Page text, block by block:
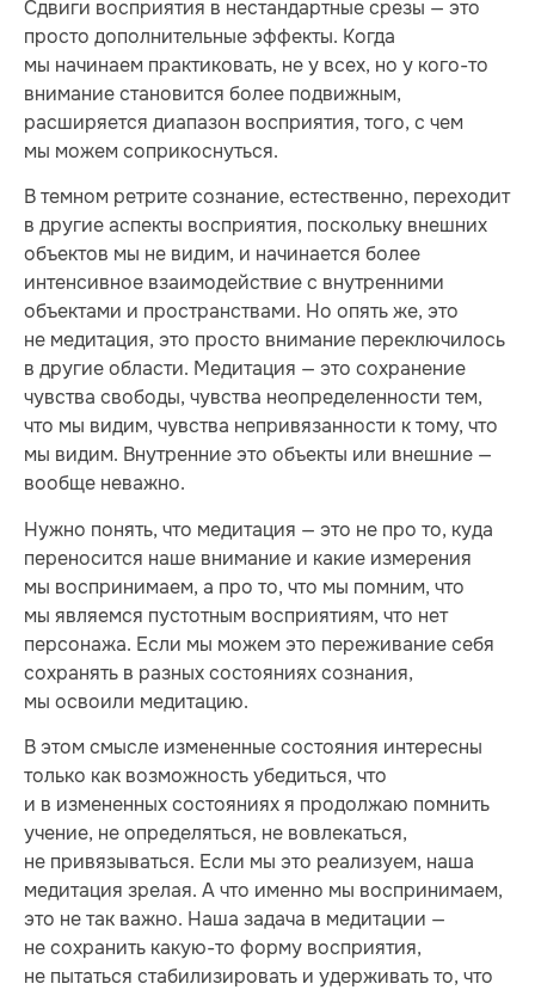
Сдвиги восприятия в нестандартные срезы — это
просто дополнительные эффекты. Когда
мы начинаем практиковать, не у всех, но у кого-то
внимание становится более подвижным,
расширяется диапазон восприятия, того, с чем
мы можем соприкоснуться.
В темном ретрите сознание, естественно, переходит
в другие аспекты восприятия, поскольку внешних
объектов мы не видим, и начинается более
интенсивное взаимодействие с внутренними
объектами и пространствами. Но опять же, это
не медитация, это просто внимание переключилось
в другие области. Медитация — это сохранение
чувства свободы, чувства неопределенности тем,
что мы видим, чувства непривязанности к тому, что
мы видим. Внутренние это объекты или внешние —
вообще неважно.
Нужно понять, что медитация — это не про то, куда
переносится наше внимание и какие измерения
мы воспринимаем, а про то, что мы помним, что
мы являемся пустотным восприятиям, что нет
персонажа. Если мы можем это переживание себя
сохранять в разных состояниях сознания,
мы освоили медитацию.
В этом смысле измененные состояния интересны
только как возможность убедиться, что
и в измененных состояниях я продолжаю помнить
учение, не определяться, не вовлекаться,
не привязываться. Если мы это реализуем, наша
медитация зрелая. А что именно мы воспринимаем,
это не так важно. Наша задача в медитации —
не сохранить какую-то форму восприятия,
не пытаться стабилизировать и удерживать то, что